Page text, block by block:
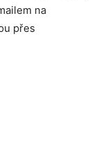
na
přes